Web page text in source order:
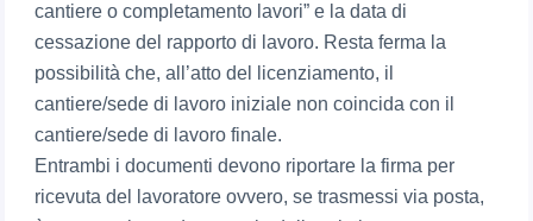
cantiere o completamento lavori” e la data di
cessazione del rapporto di lavoro. Resta ferma la
possibilità che, all’atto del licenziamento, il
cantiere/sede di lavoro iniziale non coincida con il
cantiere/sede di lavoro finale.
Entrambi i documenti devono riportare la firma per
ricevuta del lavoratore ovvero, se trasmessi via posta,